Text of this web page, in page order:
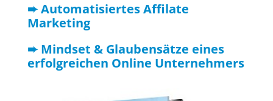
➨ Automatisiertes Affilate
Marketing
➨ Mindset & Glaubensätze eines
erfolgreichen Online Unternehmers